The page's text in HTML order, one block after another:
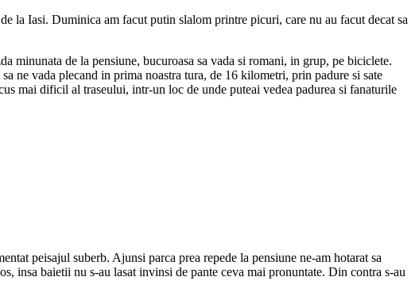
la Iasi. Duminica am facut putin slalom printre picuri, care nu au facut decat sa
minunata de la pensiune, bucuroasa sa vada si romani, in grup, pe biciclete.
ne vada plecand in prima noastra tura, de 16 kilometri, prin padure si sate
mai dificil al traseului, intr-un loc de unde puteai vedea padurea si fanaturile
peisajul suberb. Ajunsi parca prea repede la pensiune ne-am hotarat sa
insa baietii nu s-au lasat invinsi de pante ceva mai pronuntate. Din contra s-au